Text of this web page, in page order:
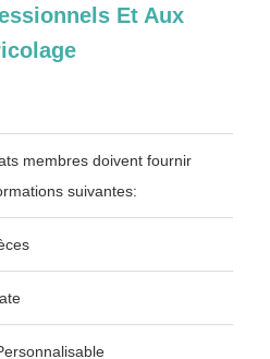
Et Aux
membres doivent fournir
suivantes: